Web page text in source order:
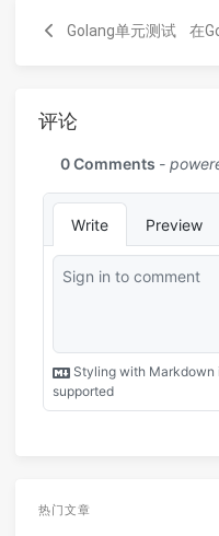
Golang单元测试 在
评论
热门文章